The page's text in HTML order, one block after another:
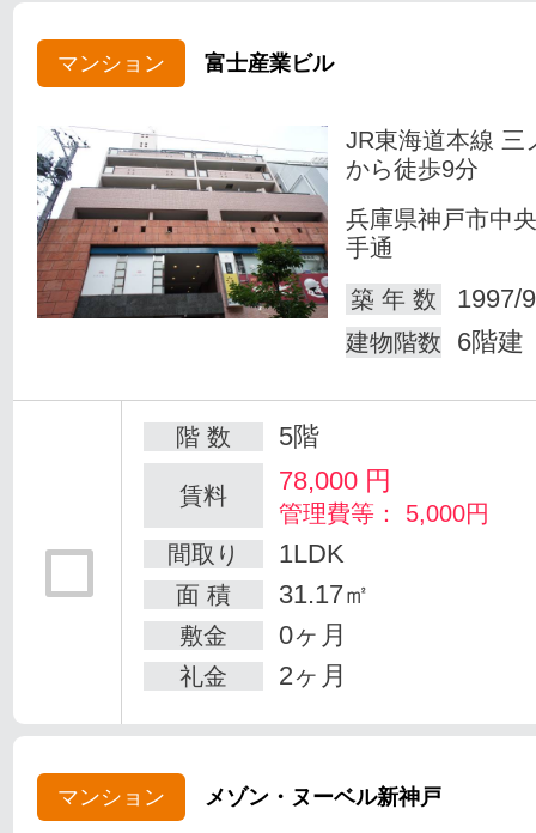
マンション 富士産業ビル
JR東海道本線 三
から徒歩9分
兵庫県神戸市中
手通
築 年 数
1997/
建物階数 6階建
階 数 5階
賃料 78,000 円
管理費等： 5,000円
間取り
1LDK
面 積 31.17㎡
敷金 0ヶ月
礼金 2ヶ月
マンション メゾン・ヌーベル新神戸